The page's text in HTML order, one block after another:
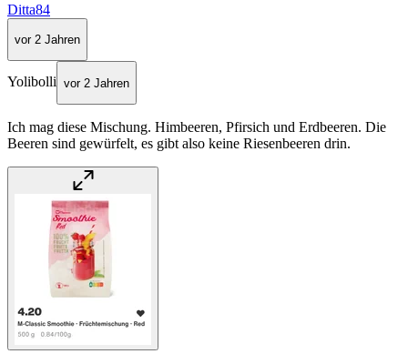
Ditta84
vor 2 Jahren
Yolibolli vor 2 Jahren
Ich mag diese Mischung. Himbeeren, Pfirsich und Erdbeeren. Die
Beeren sind gewürfelt, es gibt also keine Riesenbeeren drin.